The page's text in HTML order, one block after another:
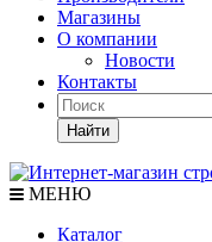
Магазины
О компании
Новости
Контакты
Найти
МЕНЮ
Каталог